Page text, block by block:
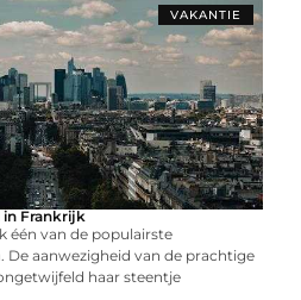
VAKANTIE
in Frankrijk
één van de populairste
De aanwezigheid van de prachtige
haar steentje